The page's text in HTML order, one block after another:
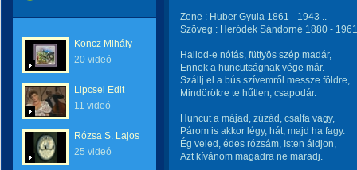
Koncz Mihály
20 videó
Lipcsei Edit
11 videó
Rózsa S. Lajos
25 videó
Zene : Huber Gyula 1861 - 1943 ..
Szöveg : Heródek Sándorné 1880 -
Hallod-e nótás, füttyös szép madár,
Ennek a huncutságnak vége már.
Szállj el a bús szívemről messze földre,
Mindörökre te hűtlen, csapodár.
Huncut a májad, zúzád, csalfa vagy,
Párom is akkor légy, hát, majd ha fagy.
Ég veled, édes rózsám, Isten áldjon,
Azt kívánom magadra ne maradj.